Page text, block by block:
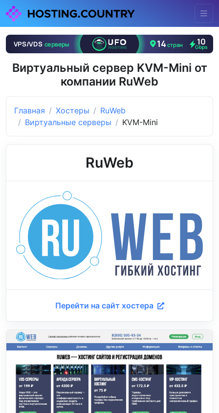
Виртуальный сервер KVM-Mini от
компании RuWeb
Главная Хостеры
RuWeb
Виртуальные серверы
KVM-Mini
RuWeb
Перейти на сайт хостера